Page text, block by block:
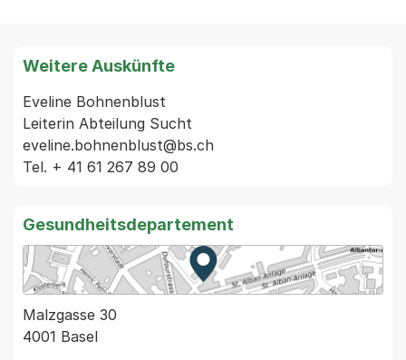
Weitere Auskünfte
Eveline Bohnenblust
Leiterin Abteilung Sucht
eveline.bohnenblust@bs.ch
Gesundheitsdepartement
Zur Karte von MapBS.
Externer Link, wird in einem
Malzgasse 30
4001 Basel